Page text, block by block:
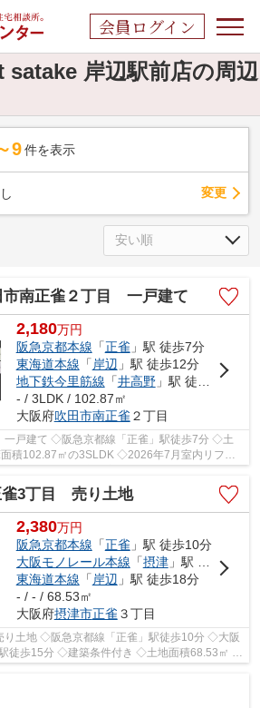
会員ログイン
岸辺駅前店の周辺
9 件を表示
変更
市南正雀２丁目 一戸建て
2,180万円
阪急京都本線 「正雀 」駅 徒歩7分
東海道本線 「 岸辺 」駅 徒歩12分
地下鉄今里筋線 「井高野」駅 徒歩26分
- / 3LDK / 102.87㎡
大阪府吹田市南正雀 ２丁目
戸建て ◇阪急京都線「正雀」駅徒歩7分 ◇土
積102.87㎡の3SLDK ◇2026年7月室内リフォ
雀3丁目 売り土地
2,380万円
阪急京都本線 「正雀 」駅 徒歩10分
大阪モノレール本線 「摂津」駅 徒歩16分
東海道本線 「 岸辺 」駅 徒歩18分
- / - / 68.53㎡
大阪府摂津市正雀 ３丁目
土地 ◇阪急京都線「正雀」駅徒歩10分 ◇大阪
徒歩15分 ◇建築条件付き ◇土地面積68.53㎡ ◇